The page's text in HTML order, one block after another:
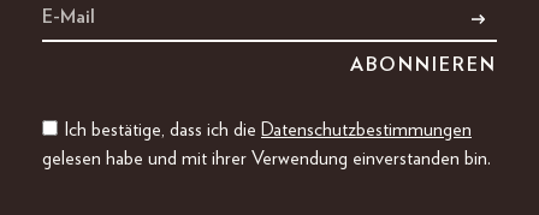
Ich bestätige, dass ich die Datenschutzbestimmungen
gelesen habe und mit ihrer Verwendung einverstanden bin.